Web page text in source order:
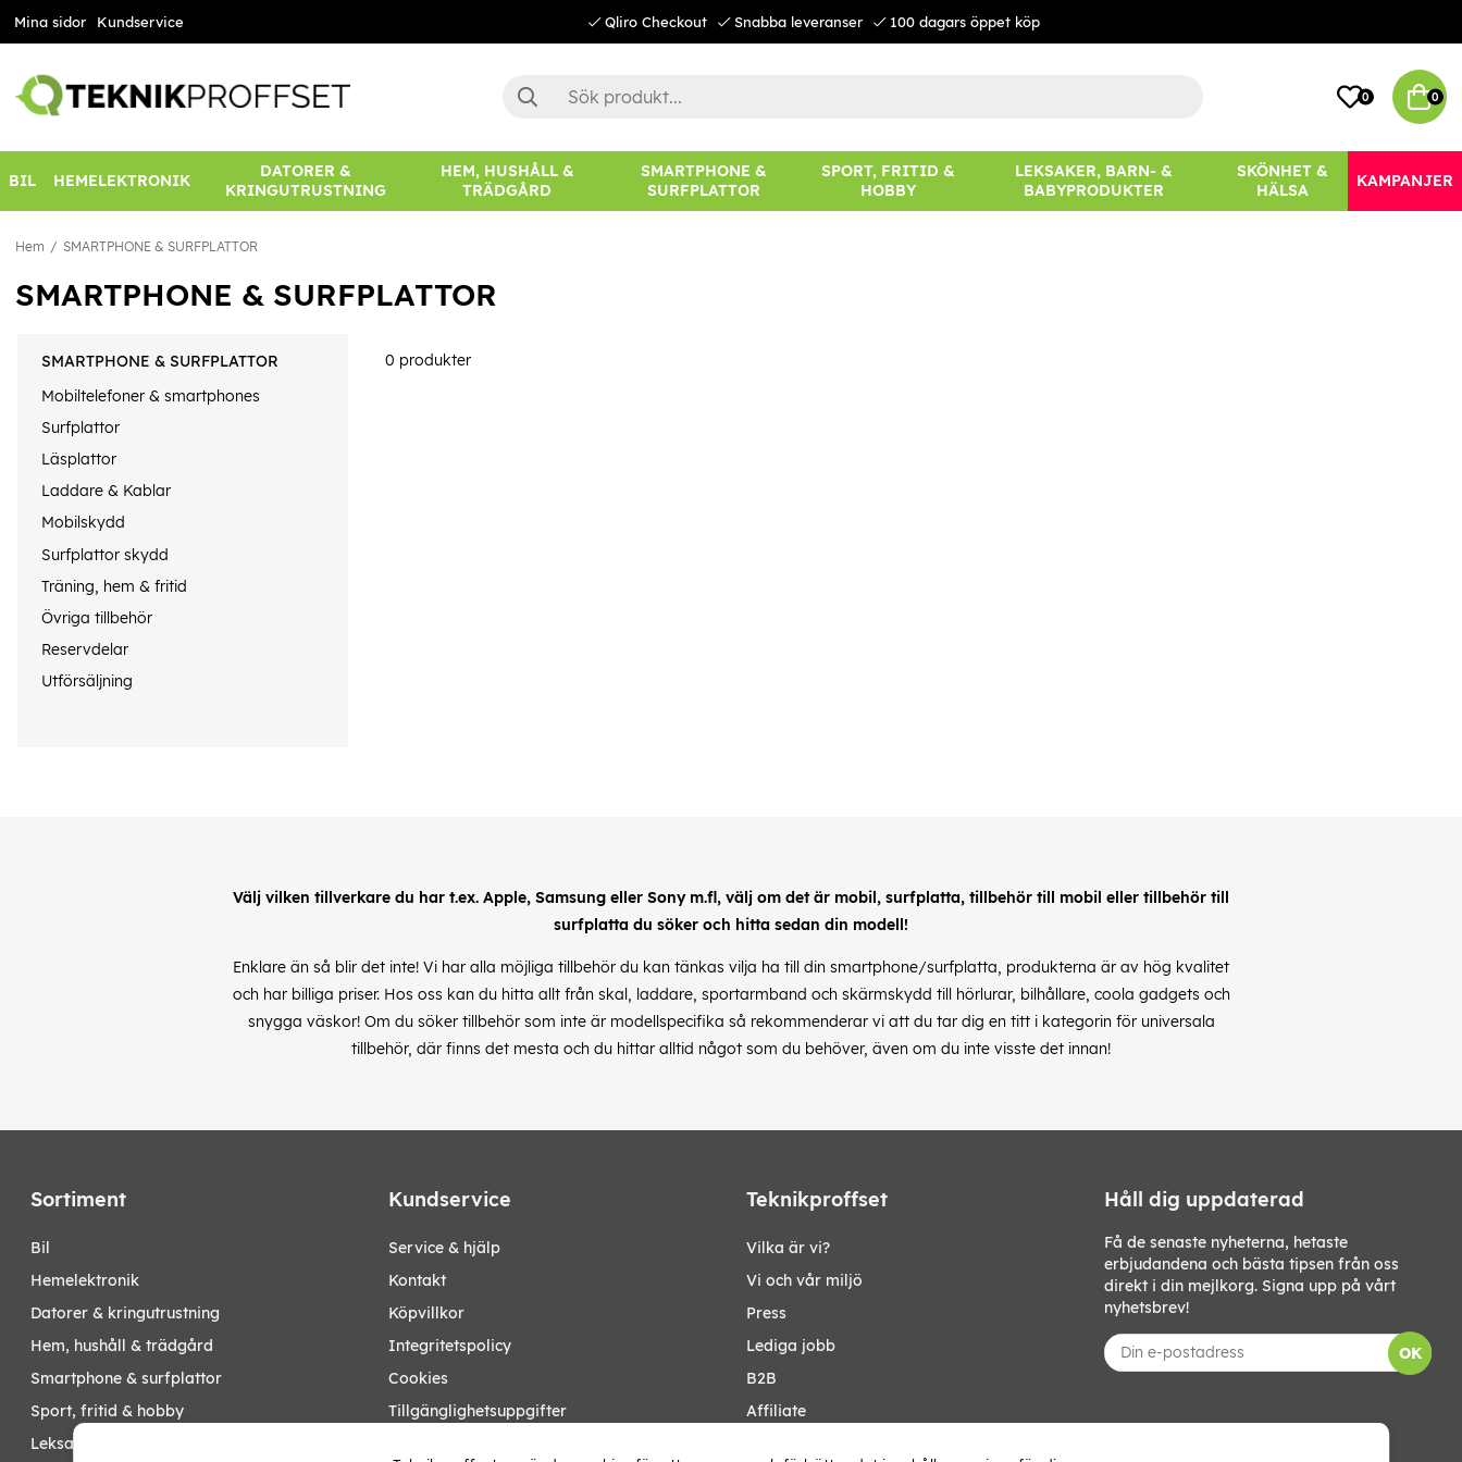
Mina sidor Kundservice Qliro Checkout Snabba leveranser 100 dagars öppet köp
0 0
BIL HEMELEKTRONIK
DATORER &
KRINGUTRUSTNING
HEM, HUSHÅLL &
TRÄDGÅRD
SMARTPHONE &
SURFPLATTOR
SPORT, FRITID &
HOBBY
LEKSAKER, BARN- &
BABYPRODUKTER
SKÖNHET &
HÄLSA
KAMPANJER
Hem SMARTPHONE & SURFPLATTOR
SMARTPHONE & SURFPLATTOR
SMARTPHONE & SURFPLATTOR
Mobiltelefoner & smartphones
Surfplattor
Läsplattor
Laddare & Kablar
Mobilskydd
Surfplattor skydd
Träning, hem & fritid
Övriga tillbehör
Reservdelar
Utförsäljning
0 produkter
Välj vilken tillverkare du har t.ex. Apple, Samsung eller Sony m.fl, välj om det är mobil, surfplatta, tillbehör till mobil eller tillbehör till
surfplatta du söker och hitta sedan din modell!
Enklare än så blir det inte! Vi har alla möjliga tillbehör du kan tänkas vilja ha till din smartphone/surfplatta, produkterna är av hög kvalitet
och har billiga priser. Hos oss kan du hitta allt från skal, laddare, sportarmband och skärmskydd till hörlurar, bilhållare, coola gadgets och
snygga väskor! Om du söker tillbehör som inte är modellspecifika så rekommenderar vi att du tar dig en titt i kategorin för universala
tillbehör, där finns det mesta och du hittar alltid något som du behöver, även om du inte visste det innan!
Sortiment
bil
hemelektronik
datorer & kringutrustning
hem, hushåll & trädgård
smartphone & surfplattor
sport, fritid & hobby
leksaker, barn- & babyprodukter
Kundservice
Service & hjälp
Kontakt
Köpvillkor
Integritetspolicy
Cookies
Tillgänglighetsuppgifter
Teknikproffset
Vilka är vi?
Vi och vår miljö
Press
Lediga jobb
B2B
Affiliate
Håll dig uppdaterad
Få de senaste nyheterna, hetaste
erbjudandena och bästa tipsen från oss
direkt i din mejlkorg. Signa upp på vårt
nyhetsbrev!
OK